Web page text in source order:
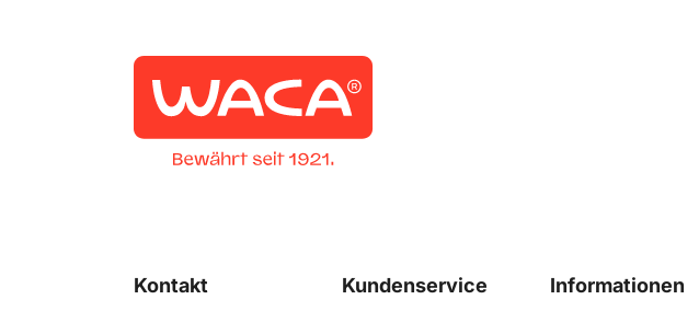
Kontakt Kundenservice Informationen